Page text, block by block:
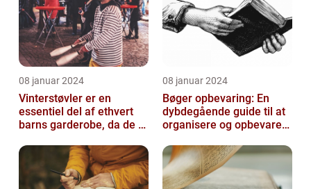
08 januar 2024
Vinterstøvler er en
essentiel del af ethvert
barns garderobe, da de er
deres ...
08 januar 2024
Bøger opbevaring: En
dybdegående guide til at
organisere og opbevare